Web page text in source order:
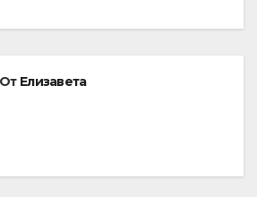
От Елизавета